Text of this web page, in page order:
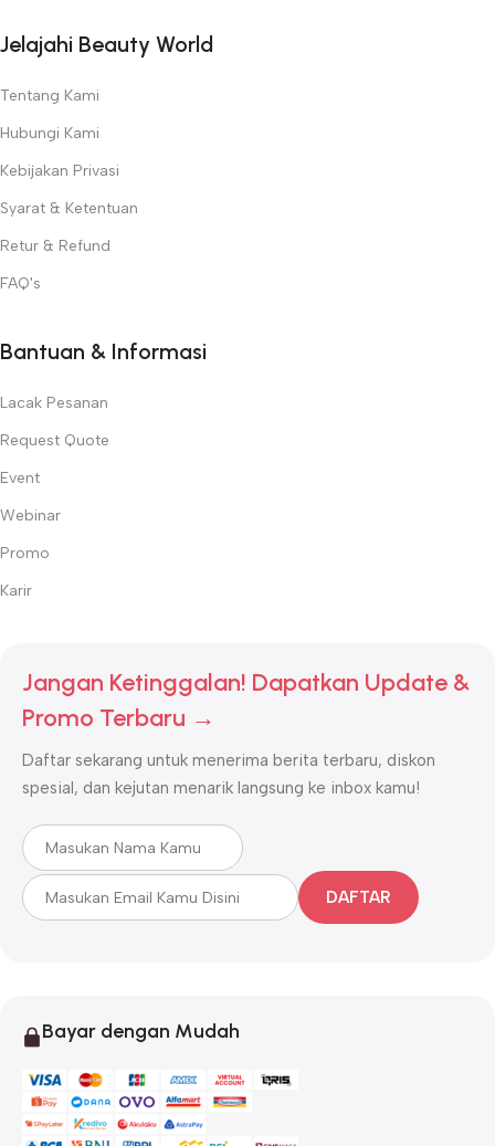
Jelajahi Beauty World
Tentang Kami
Hubungi Kami
Kebijakan Privasi
Syarat & Ketentuan
Retur & Refund
FAQ's
Bantuan & Informasi
Lacak Pesanan
Request Quote
Event
Webinar
Promo
Karir
Jangan Ketinggalan! Dapatkan Update &
Promo Terbaru →
Daftar sekarang untuk menerima berita terbaru, diskon
spesial, dan kejutan menarik langsung ke inbox kamu!
DAFTAR
Bayar dengan Mudah